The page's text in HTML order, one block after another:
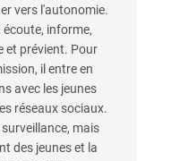
vers l'autonomie.
informe,
et prévient. Pour
il entre en
avec les jeunes
réseaux sociaux.
mais
des jeunes et la